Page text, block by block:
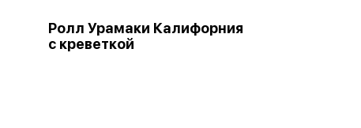
Ролл Урамаки Калифорния
с креветкой